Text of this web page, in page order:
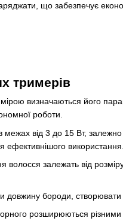
що забезпечує
тримерів
визначаються його
роботи.
від 3 до 15 Вт,
ефективнішого використання.
волосся залежать від
бороди, створювати
розширюються